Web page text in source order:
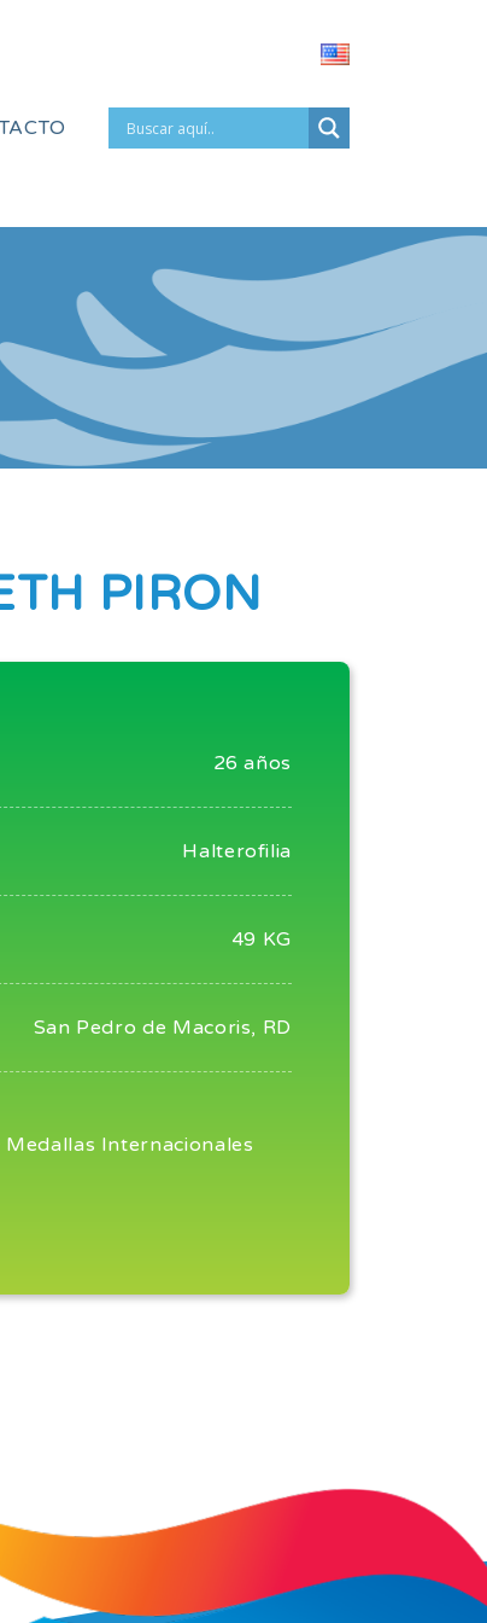
PIRON
26 años
Halterofilia
49 KG
San Pedro de Macoris, RD
Medallas Internacionales